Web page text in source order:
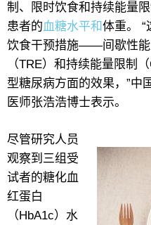
制、限时饮食和持续能量
患者的血糖水平和体重。 “
饮食干预措施——间歇性能
（TRE）和持续能量限
型糖尿病方面的效果，”中
医师张浩浩博士表示。
尽管研究人员
观察到三组受
试者的糖化血
红蛋白
（HbA1c）水